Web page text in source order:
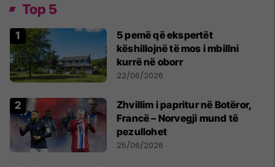
Top 5
5 pemë që ekspertët
këshillojnë të mos i mbillni
kurrë në oborr
22/06/2026
Zhvillim i papritur në Botëror,
Francë – Norvegji mund të
pezullohet
25/06/2026